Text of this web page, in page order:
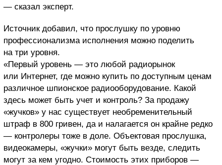
— сказал эксперт.
Источник добавил, что прослушку по уровню
профессионализма исполнения можно поделить
на три уровня.
«Первый уровень — это любой радиорынок
или Интернет, где можно купить по доступным ценам
различное шпионское радиооборудование. Какой
здесь может быть учет и контроль? За продажу
«жучков» у нас существует необременительный
штраф в 800 гривен, да и налагается он крайне редко
— контролеры тоже в доле. Объектовая прослушка,
видеокамеры, «жучки» могут быть везде, следить
могут за кем угодно. Стоимость этих приборов —